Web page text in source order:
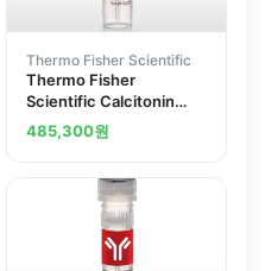
Thermo Fisher Scientific
Thermo Fisher
Scientific Calcitonin
Receptor Polyclonal
Antibody
485,300원